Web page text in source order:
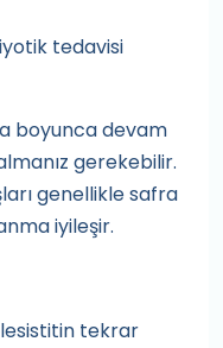
tedavisi
boyunca devam
gerekebilir.
genellikle safra
iyileşir.
tekrar